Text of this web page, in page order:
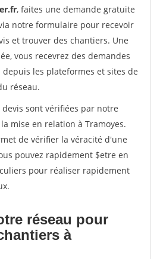
, faites une demande gratuite
notre formulaire pour recevoir
et trouver des chantiers. Une
vous recevrez des demandes
les plateformes et sites de
réseau.
sont vérifiées par notre
mise en relation à Tramoyes.
de vérifier la véracité d'une
pouvez rapidement $etre en
pour réaliser rapidement
réseau pour
à